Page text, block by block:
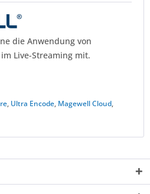
die Anwendung von
Live-Streaming mit.
, Ultra Encode, Magewell Cloud,